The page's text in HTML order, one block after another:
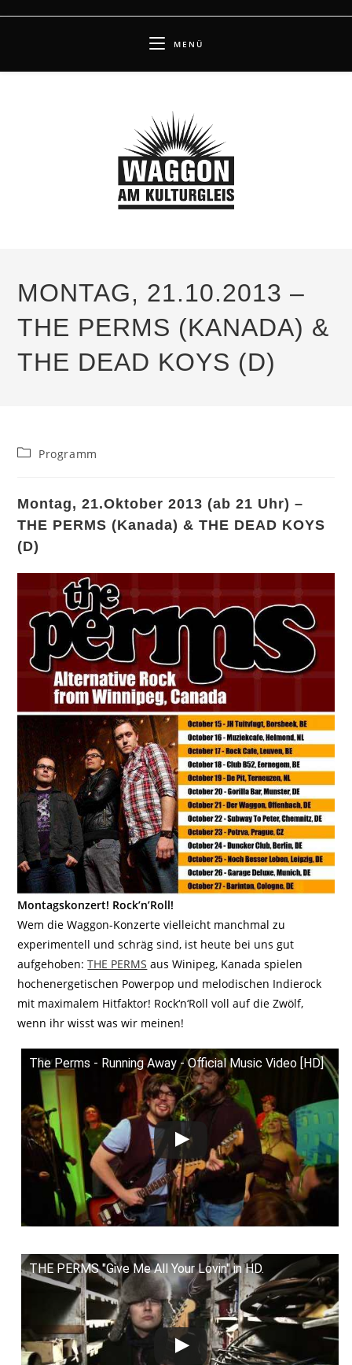
MENÜ
MONTAG, 21.10.2013 –
THE PERMS (KANADA) &
THE DEAD KOYS (D)
Beitrags-
Programm
Montag, 21.Oktober 2013 (ab 21 Uhr) –
THE PERMS (Kanada) & THE DEAD KOYS
(D)
Montagskonzert! Rock’n’Roll!
Wem die Waggon-Konzerte vielleicht manchmal zu
experimentell und schräg sind, ist heute bei uns gut
aufgehoben:THE PERMS aus Winipeg, Kanada spielen
hochenergetischen Powerpop und melodischen Indierock
mit maximalem Hitfaktor! Rock‘n‘Roll voll auf die Zwölf,
wenn ihr wisst was wir meinen!
The Perms - Running Away - Official Music Video [HD]
THE PERMS "Give Me All Your Lovin" in HD.